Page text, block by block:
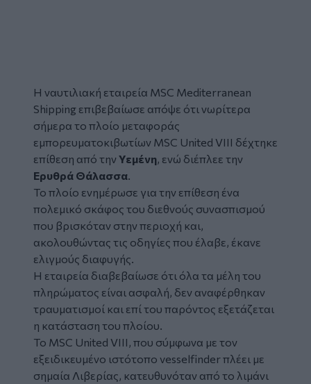
Η ναυτιλιακή εταιρεία MSC Mediterranean
Shipping επιβεβαίωσε απόψε ότι νωρίτερα
σήμερα το πλοίο μεταφοράς
εμπορευματοκιβωτίων MSC United VIII δέχτηκε
επίθεση από την Υεμένη, ενώ διέπλεε την
Ερυθρά Θάλασσα.
Το πλοίο ενημέρωσε για την επίθεση ένα
πολεμικό σκάφος του διεθνούς συνασπισμού
που βρισκόταν στην περιοχή και,
ακολουθώντας τις οδηγίες που έλαβε, έκανε
ελιγμούς διαφυγής.
Η εταιρεία διαβεβαίωσε ότι όλα τα μέλη του
πληρώματος είναι ασφαλή, δεν αναφέρθηκαν
τραυματισμοί και επί του παρόντος εξετάζεται
η κατάσταση του πλοίου.
Το MSC United VIII, που σύμφωνα με τον
εξειδικευμένο ιστότοπο vesselfinder πλέει με
σημαία Λιβερίας, κατευθυνόταν από το λιμάνι